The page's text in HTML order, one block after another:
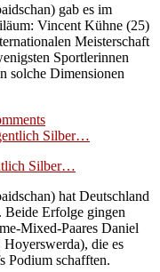
gab es im
Vincent Kühne (25)
Meisterschaft
Sportlerinnen
solche Dimensionen
Silber…
hat Deutschland
Beide Erfolge gingen
Mixed-Paares Daniel
die es
Podium schafften.